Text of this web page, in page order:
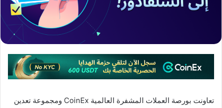
تعاونت بورصة العملات المشفرة العالمية CoinEx ومجموعة تعدين